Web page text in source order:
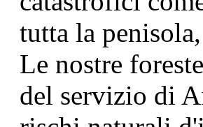
tutta la
Le nostre
del servizio di